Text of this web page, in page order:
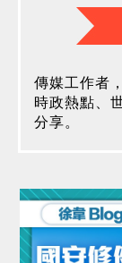
傳媒工作者
時政熱點、
分享。